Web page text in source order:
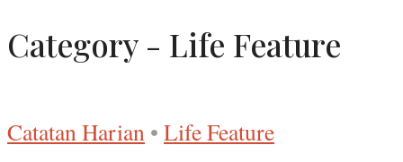
Category - Life Feature
Catatan Harian • Life Feature